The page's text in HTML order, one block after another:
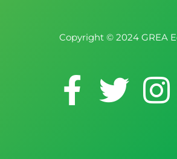
Copyright © 2024 GREA